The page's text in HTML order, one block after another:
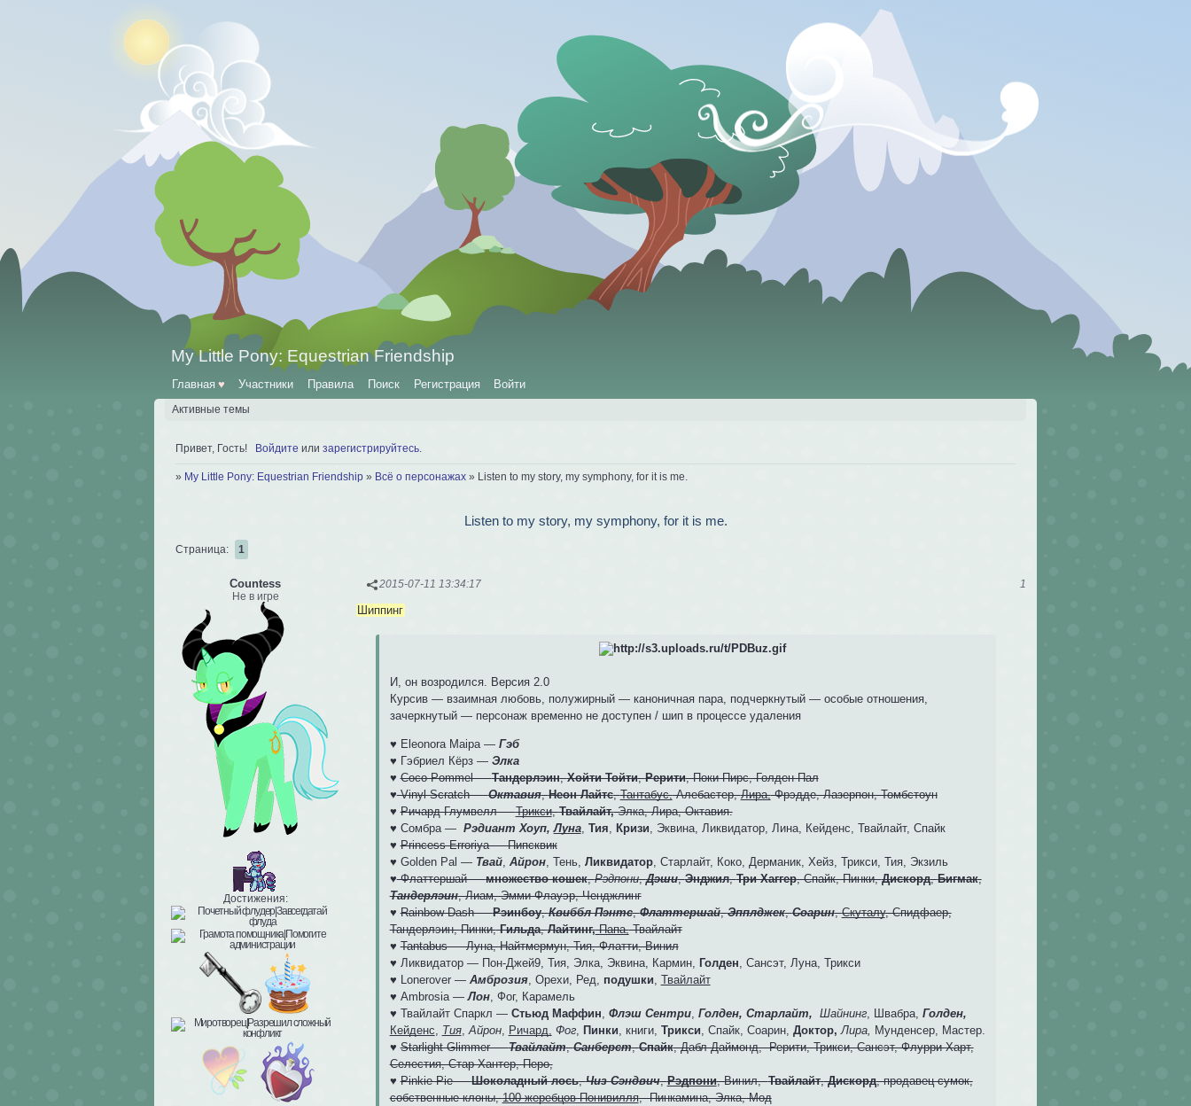
My Little Pony: Equestrian Friendship
Главная ♥ Участники Правила Поиск Регистрация Войти
Активные темы
Привет, Гость! Войдите или зарегистрируйтесь
» My Little Pony: Equestrian Friendship » Всё о персонажах » Listen to my story, my symphony, for it is me.
Listen to my story, my symphony, for it is me.
Страница: 1
1
2015-07-11 13:34:17
Сountess
Не в игре
Достижения:
Шиппинг
И, он возродился. Версия 2.0
Курсив — взаимная любовь, полужирный — каноничная пара, подчеркнутый — особые отношения,
зачеркнутый — персонаж временно не доступен / шип в процессе удаления
♥ Eleonora Maipa — Гэб
♥ Гэбриел Кёрз — Элка
♥Coco Pommel —Тандерлэин,Хойти Тойти,Рерити, Поки Пирс, Голден Пал
♥Vinyl Scratch —Октавия,Неон Лайтс,Тантабус,Алебастер,Лира,Фрэдде, Лазерпон, Томбстоун
♥Ричард Глумвелл —Трикси,Твайлайт,Элка, Лира, Октавия.
♥ Сомбра — Рэдиант Хоуп, Луна, Тия, Кризи, Эквина, Ликвидатор, Лина, Кейденс, Твайлайт, Спайк
♥Princess Erroriya — Пипсквик
♥ Golden Pal — Твай, Айрон, Тень, Ликвидатор, Старлайт, Коко, Дерманик, Хейз, Трикси, Тия, Экзиль
♥Флаттершай —множество кошек,Рэдпони,Дэши,Энджил,Три Хаггер, Спайк, Пинки,Дискорд,Бигмак,
Тандерлэин, Лиам, Эмми Флауэр, Ченджлинг
♥Rainbow Dash —Рэинбоу,Квиббл Пэнтс,Флаттершай,Эпплджек,Соарин,Скуталу, Спидфаер,
Тандерлэин, Пинки,Гильда,Лайтинг,Папа,Твайлайт
♥Tantabus — Луна, Найтмермун, Тия, Флатти, Винил
♥ Ликвидатор — Пон-Джей9, Тия, Элка, Эквина, Кармин, Голден, Сансэт, Луна, Трикси
♥ Lonerover — Амброзия, Орехи, Ред, подушки, Твайлайт
♥ Ambrosia —Лон, Фог, Карамель
♥ Твайлайт Спаркл — Стьюд Маффин, Флэш Сентри, Голден, Старлайт, Шайнинг, Швабра, Голден,
Кейденс, Тия,Айрон, Ричард, Фог, Пинки, книги, Трикси, Спайк, Соарин, Доктор, Лира, Мунденсер, Мастер.
♥Starlight Glimmer —Твайлайт,Санберст,Спайк, Дабл Даймонд, Рерити, Трикси, Сансэт, Флурри Харт,
Селестия, Стар Хантер, Перо,
♥Pinkie Pie —Шоколадный лось,Чиз Сэндвич,Рэдпони, Винил,Твайлайт,Дискорд, продавец сумок,
собственные клоны,100 жеребцов Понивилля, Пинкамина, Элка, Мод